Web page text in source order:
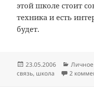
этой школе стоит
техника и есть
будет.
Опубликовано
23.05.2006 Рубрики
Личное
связь, школа 2